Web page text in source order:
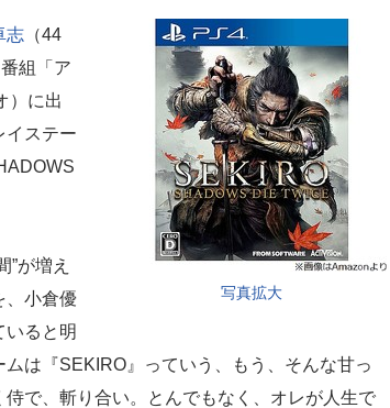
写真拡大
志 （44
組「ア
）に出
イステー
”が増え
、小倉優
いると明
は『SEKIRO』っていう、もう、そんな甘っ
で、斬り合い。とんでもなく、オレが人生で